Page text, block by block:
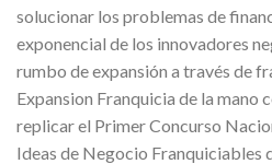
solucionar los problemas de
exponencial de los innovadores
rumbo de expansión a través de
Expansion Franquicia de la mano
replicar el Primer Concurso
Ideas de Negocio Franquiciables